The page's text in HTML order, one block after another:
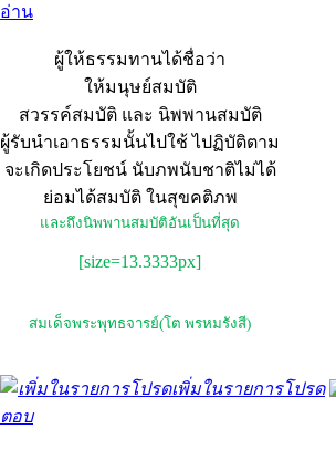
อ่าน
ผู้ให้ธรรมทานได้ชื่อว่า
ให้มนุษย์สมบัติ
สวรรค์สมบัติ และ นิพพานสมบัติ
ผู้รับนำเอาธรรมนั้นไปใช้ ไปฏิบัติตาม
จะเกิดประโยชน์ นับภพนับชาติไม่ได้
ย่อมได้สมบัติ ในสุขคติภพ
และถึงนิพพานสมบัติอันเป็นที่สุด
[size=13.3333px]
สมเด็จพระพุทธจารย์(โต พรหมรังสี)
เพิ่มในรายการโปรด
ตอบ